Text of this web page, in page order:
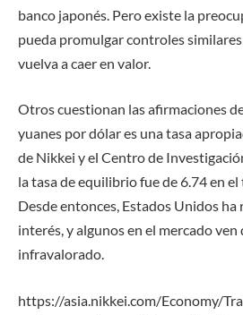
banco japonés. Pero existe la
pueda promulgar controles similares
vuelva a caer en valor.
Otros cuestionan las afirmaciones
yuanes por dólar es una tasa
de Nikkei y el Centro de
la tasa de equilibrio fue de 6.74 en
Desde entonces, Estados Unidos ha
interés, y algunos en el mercado ven
infravalorado.
https://asia.nikkei.com/Economy/